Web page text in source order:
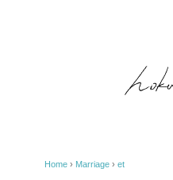
Home › Marriage › et